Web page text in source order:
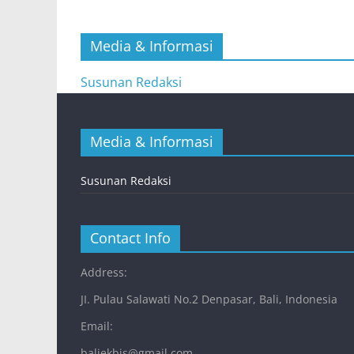
Media & Informasi
Susunan Redaksi
Media & Informasi
Susunan Redaksi
Contact Info
Address:
JI. Pulau Salawati No.2 Denpasar, Bali, Indonesia
Email: